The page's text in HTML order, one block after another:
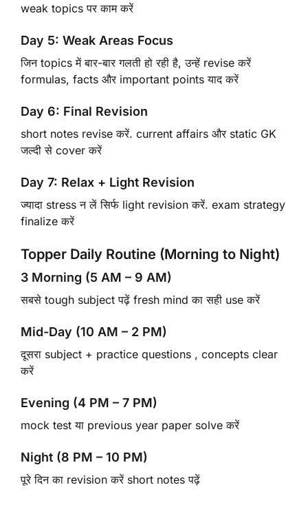
weak topics पर काम करें
Day 5: Weak Areas Focus
जिन topics में बार-बार गलती हो रही है, उन्हें revise करें
formulas, facts और important points याद करें
Day 6: Final Revision
short notes revise करें. current affairs और static GK
जल्दी से cover करें
Day 7: Relax + Light Revision
ज्यादा stress न लें सिर्फ light revision करें. exam strategy
finalize करें
Topper Daily Routine (Morning to Night)
3 Morning (5 AM – 9 AM)
सबसे tough subject पढ़ें fresh mind का सही use करें
Mid-Day (10 AM – 2 PM)
दूसरा subject + practice questions , concepts clear
करें
Evening (4 PM – 7 PM)
mock test या previous year paper solve करें
Night (8 PM – 10 PM)
पूरे दिन का revision करें short notes पढ़ें